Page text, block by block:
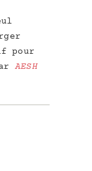
pour
AESH